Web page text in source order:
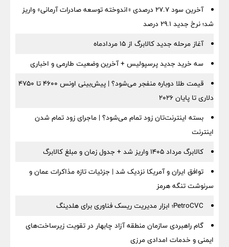
آخرین سود ۲۷.۷ درصدی «اندوخته توسعه صادرات آرمانی» واریز
شد؛ نرخ جدید ۲۹.۱ درصد
آغاز مرحله جدید کالابرگ از ۱۵ مردادماه
سه خرید جدید پرسپولیس + آخرین وضعیت طارمی و اخباری
قیمت طلا دوباره منفجر می‌شود؟ | پیش‌بینی اونس ۴۶۰۰ تا ۴۷۵۰
دلاری تا پایان ۲۰۲۶
بسته اینترنت‌تان زود تمام می‌شود؟ | ماجرای زود تمام شدن
اینترنت
کالابرگ مرداد ۱۴۰۵ واریز شد + جدول زمان و مبلغ کالابرگ
توافق ایران و آمریکا نزدیک شد | جزئیات تازه مذاکرات عمان و
سرنوشت تنگه هرمز
PetroCVC؛ ابزار مدیریت ریسک فناوری برای هلدینگ
گام راهبردی سازمان منطقه آزاد چابهار در تقویت زیرساخت‌های
ایمنی و خدمات امدادی مرزی